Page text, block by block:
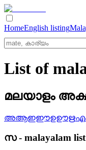
HomeEnglish listing
List of
മലയാളം
അആഇഈഉഊഋഎ
സ- malayalam